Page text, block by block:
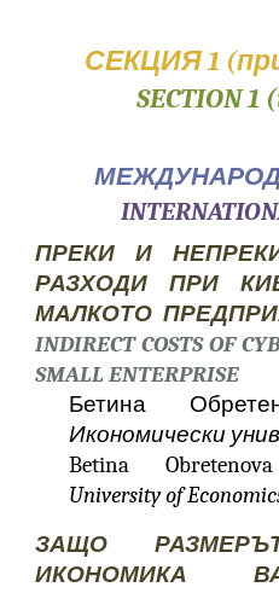
СЕКЦИЯ 1
SECTION
ПРЕКИ И
РАЗХОДИ ПРИ
МАЛКОТО
INDIRECT COSTS OF
SMALL ENTERPRISE
Бетина
Икономически
Betina
University of
ЗАЩО
ИКОНОМИКА